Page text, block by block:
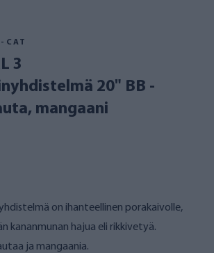
CAT
20" BB -
mangaani
on ihanteellinen porakaivolle,
kananmunan hajua eli rikkivetyä.
ja mangaania.